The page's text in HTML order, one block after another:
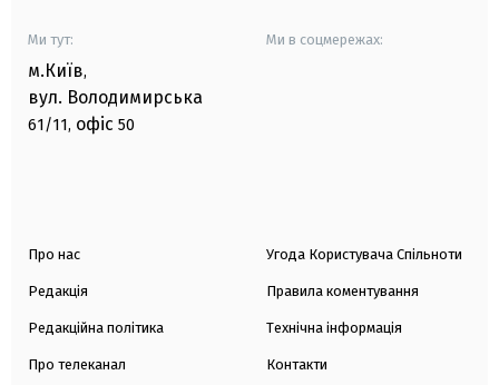
Ми тут:
м.Київ,
вул. Володимирська
61/11, офіс 50
Ми в соцмережах:
Про нас
Редакція
Редакційна політика
Про телеканал
Угода Користувача Спільноти
Правила коментування
Технічна інформація
Контакти